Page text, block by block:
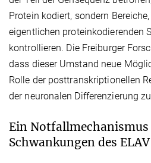
Protein kodiert, sondern
eigentlichen proteinkodierenden
kontrollieren. Die Freiburger
dass dieser Umstand neue
Rolle der posttranskriptionellen
der neuronalen Differenzierung
Ein
Schwankungen des